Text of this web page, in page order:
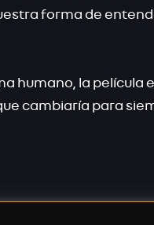
forma de
humano, la película
cambiaría para